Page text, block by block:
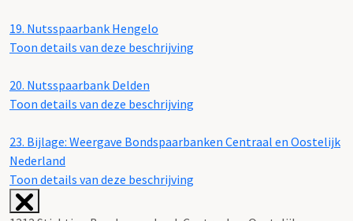
19. Nutsspaarbank Hengelo
Toon details van deze beschrijving
20. Nutsspaarbank Delden
Toon details van deze beschrijving
23. Bijlage: Weergave Bondspaarbanken Centraal en Oostelijk
Nederland
Toon details van deze beschrijving